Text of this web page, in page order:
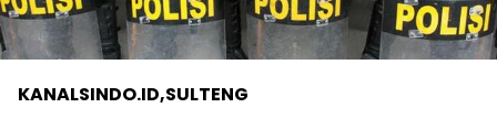
KANALSINDO.ID,SULTENG